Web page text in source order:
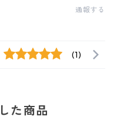
通報する
(1)
た商品